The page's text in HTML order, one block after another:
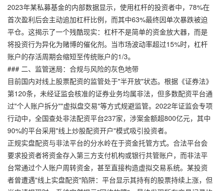
2023年某私募基金的内部数据显示，使用杠杆的投资者中，78%在
首次盈利后会主动追加杠杆比例，而其中63%最终因单次暴跌被迫
平仓。这揭示了一个残酷现实：杠杆不是简单的资金放大器，而是
将投资行为异化为赌博的催化剂。当市场波动率超过15%时，杠杆
账户的存活周期会缩短至传统账户的1/3。
### 二、监管迷局：合规与风险的灰色地带
目前国内对线上股票配资的监管处于"半开放"状态。根据《证券法》
第120条，未经证监会核准的证券业务均属非法，但多数配资平台通
过"个人账户拆分""虚拟盘交易"等方式规避监管。2022年证监会专项
行动中，全国查处非法配资平台237家，涉案金额超800亿元，其中
90%的平台采用"线上炒股配资开户"模式吸引投资者。
正规实盘配资与非法平台的分水岭在于资金托管方式。合法平台会
要求投资者将资金存入第三方支付机构或银行共管账户，而非法平
台常通过个人账户周转资金，甚至直接构造虚拟交易系统。某投资
者曾遭遇"线上实盘配资"陷阱：平台显示其持有的股票持续上涨，但